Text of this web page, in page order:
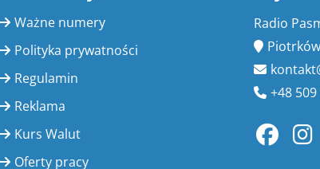
Ważne numery
Polityka prywatności
Regulamin
Reklama
Kurs Walut
Oferty pracy
Radio
+48